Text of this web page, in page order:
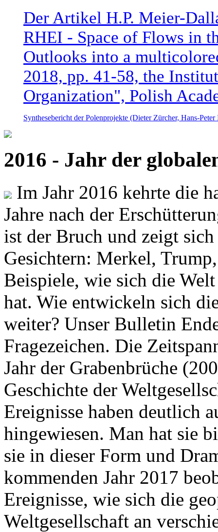
Der Artikel H.P. Meier-
RHEI - Space of Flows in
Outlooks into a
2018, pp. 41-58, the
Organization", Polish
Synthesebericht der Polenprojekte (Dieter Zürcher, Hans-
2016 - Jahr der
Im Jahr 2016 kehrte die
Jahre nach der
ist der Bruch und zeigt
Gesichtern: Merkel,
Beispiele, wie sich die
hat. Wie entwickeln sich
weiter? Unser Bulletin
Fragezeichen. Die
Jahr der Grabenbrüche
Geschichte der
Ereignisse haben deutlich
hingewiesen. Man hat sie
sie in dieser Form und
kommenden Jahr 2017
Ereignisse, wie sich die
Weltgesellschaft an